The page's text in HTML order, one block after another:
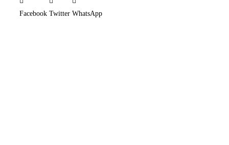
Facebook Twitter WhatsApp